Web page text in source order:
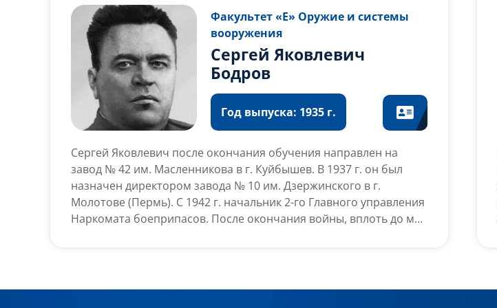
Факультет «Е» Оружие и системы
вооружения
Сергей Яковлевич
Бодров
Год выпуска: 1935 г.
Сергей Яковлевич после окончания обучения направлен на
завод № 42 им. Масленникова в г. Куйбышев. В 1937 г. он был
назначен директором завода № 10 им. Дзержинского в г.
Молотове (Пермь). С 1942 г. начальник 2-го Главного управления
Наркомата боеприпасов. После окончания войны, вплоть до мая